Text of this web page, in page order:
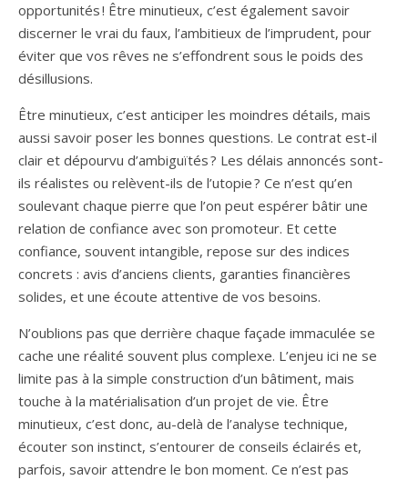
opportunités ! Être minutieux, c’est également savoir
discerner le vrai du faux, l’ambitieux de l’imprudent, pour
éviter que vos rêves ne s’effondrent sous le poids des
désillusions.
Être minutieux, c’est anticiper les moindres détails, mais
aussi savoir poser les bonnes questions. Le contrat est-il
clair et dépourvu d’ambiguïtés ? Les délais annoncés sont-
ils réalistes ou relèvent-ils de l’utopie ? Ce n’est qu’en
soulevant chaque pierre que l’on peut espérer bâtir une
relation de confiance avec son promoteur. Et cette
confiance, souvent intangible, repose sur des indices
concrets : avis d’anciens clients, garanties financières
solides, et une écoute attentive de vos besoins.
N’oublions pas que derrière chaque façade immaculée se
cache une réalité souvent plus complexe. L’enjeu ici ne se
limite pas à la simple construction d’un bâtiment, mais
touche à la matérialisation d’un projet de vie. Être
minutieux, c’est donc, au-delà de l’analyse technique,
écouter son instinct, s’entourer de conseils éclairés et,
parfois, savoir attendre le bon moment. Ce n’est pas